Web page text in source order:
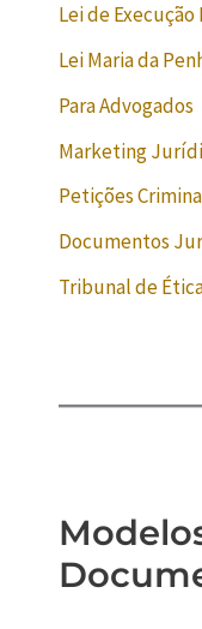
Lei de
Lei Maria da
Para Advogados
Marketing
Petições
Documentos
Tribunal de